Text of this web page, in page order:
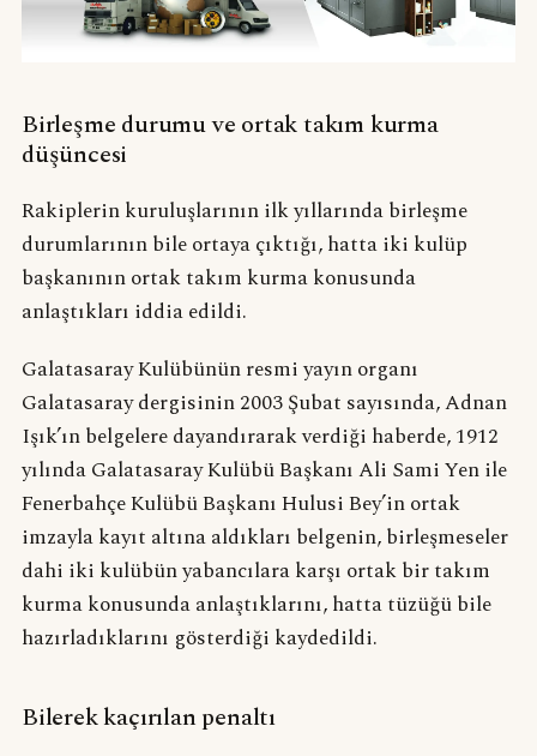
Birleşme durumu ve ortak takım kurma
düşüncesi
Rakiplerin kuruluşlarının ilk yıllarında birleşme
durumlarının bile ortaya çıktığı, hatta iki kulüp
başkanının ortak takım kurma konusunda
anlaştıkları iddia edildi.
Galatasaray Kulübünün resmi yayın organı
Galatasaray dergisinin 2003 Şubat sayısında, Adnan
Işık’ın belgelere dayandırarak verdiği haberde, 1912
yılında Galatasaray Kulübü Başkanı Ali Sami Yen ile
Fenerbahçe Kulübü Başkanı Hulusi Bey’in ortak
imzayla kayıt altına aldıkları belgenin, birleşmeseler
dahi iki kulübün yabancılara karşı ortak bir takım
kurma konusunda anlaştıklarını, hatta tüzüğü bile
hazırladıklarını gösterdiği kaydedildi.
Bilerek kaçırılan penaltı